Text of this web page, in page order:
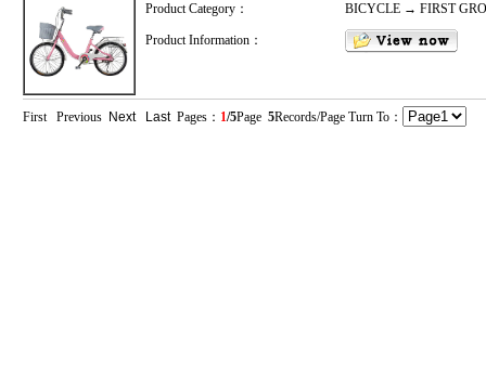
Product Category：
BICYCLE → FIRST
Product Information：
First Previous Next LastPages： 1/5Page 5Records/Page Turn To：